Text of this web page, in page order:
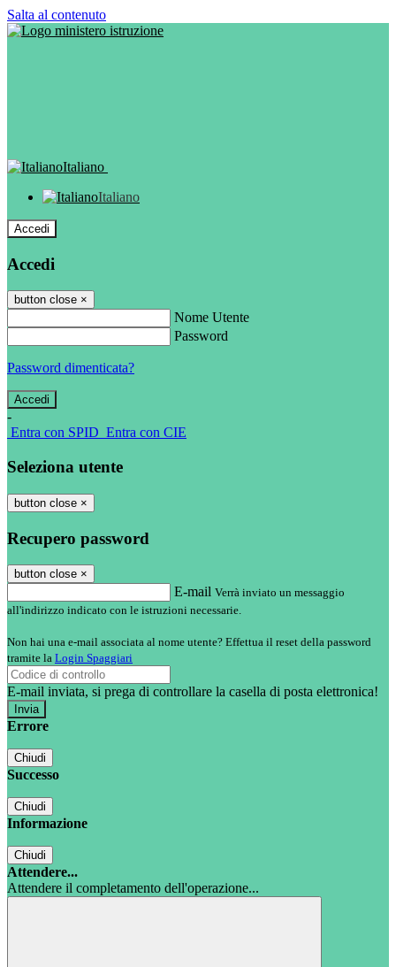
Salta al contenuto
Italiano
Italiano
Accedi
Accedi
button close ×
Nome Utente
Password
Password dimenticata?
-
Entra con SPID Entra con CIE
Seleziona utente
button close ×
Recupero password
button close ×
E-mail Verrà inviato un messaggio
all'indirizzo indicato con le istruzioni necessarie.
Non hai una e-mail associata al nome utente? Effettua il reset della password
tramite la Login Spaggiari
E-mail inviata, si prega di controllare la casella di posta elettronica!
Errore
Chiudi
Successo
Chiudi
Informazione
Chiudi
Attendere...
Attendere il completamento dell'operazione...